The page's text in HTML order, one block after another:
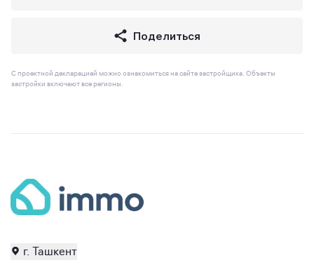
Поделиться
С проектной декларацией можно ознакомиться на сайте застройщика. Объекты
застройки включают все регионы.
г. Ташкент